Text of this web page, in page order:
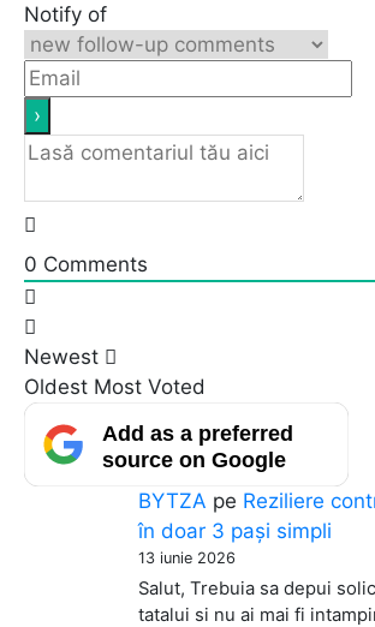
Notify of
0 Comments
Newest
Oldest Most Voted
Add as a preferred
source on Google
BYTZA pe Reziliere
în doar 3 pași simpli
13 iunie 2026
Salut, Trebuia sa depui
tatalui si nu ai mai fi